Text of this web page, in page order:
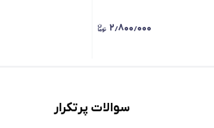
۲٫۸۰۰٫۰۰۰
سوالات پرتکرار